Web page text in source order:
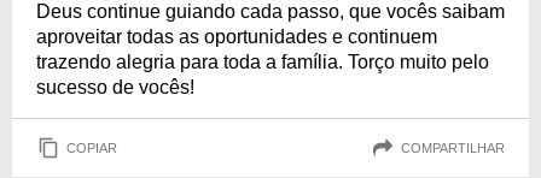
Deus continue guiando cada passo, que vocês saibam
aproveitar todas as oportunidades e continuem
trazendo alegria para toda a família. Torço muito pelo
sucesso de vocês!
COPIAR COMPARTILHAR